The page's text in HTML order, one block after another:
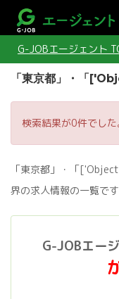
G-JOBエージェント
「東京都」・「
検索結果が0件でした
「東京都」・「
界の求人情報の一覧です
G-JOBエー